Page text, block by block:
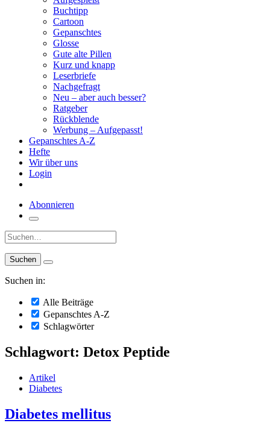
Buchtipp
Cartoon
Gepanschtes
Glosse
Gute alte Pillen
Kurz und knapp
Leserbriefe
Nachgefragt
Neu – aber auch besser?
Ratgeber
Rückblende
Werbung – Aufgepasst!
Gepanschtes A-Z
Hefte
Wir über uns
Login
Abonnieren
Suche:
Suchen in:
Alle Beiträge
Gepanschtes A-Z
Schlagwörter
Schlagwort: Detox Peptide
Artikel
Diabetes
Diabetes mellitus